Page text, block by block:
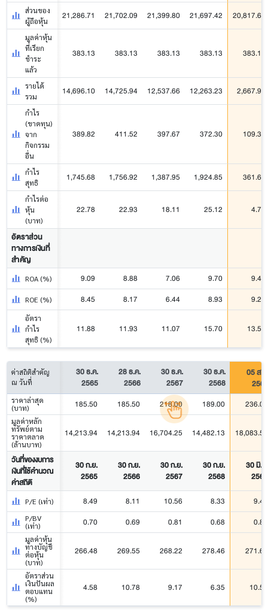
ส่วนของ
ผู้ถือหุ้น
21,286.71 21,702.09 21,399.80 21,697.42 20,817.62
มูลค่าหุ้น
ที่เรียก
ชำระ
แล้ว
383.13 383.13 383.13 383.13 383.13
รายได้
รวม
14,696.10 14,725.94 12,537.66 12,263.23 2,667.98
กำไร
(ขาดทุน)
จาก
กิจกรรม
อื่น
389.82 411.52 397.67 372.30 109.37
กำไร
สุทธิ
1,745.68 1,756.92 1,387.95 1,924.85 361.65
กำไรต่อ
หุ้น
(บาท)
22.78 22.93 18.11 25.12 4.72
อัตราส่วน
ทางการเงินที่
สำคัญ
ROA (%) 9.09 8.88 7.06 9.70 9.46
ROE (%) 8.45 8.17 6.44 8.93 9.21
อัตรา
กำไร
สุทธิ (%)
11.88 11.93 11.07 15.70 13.56
ค่าสถิติสำคัญ
ณ วันที่
30 ธ.ค.
2565
28 ธ.ค.
2566
30 ธ.ค.
2567
30 ธ.ค.
2568
05 ส.ค.
2569
ราคาล่าสุด
(บาท)
185.50 185.50 218.00 189.00 236.00
มูลค่าหลัก
ทรัพย์ตาม
ราคาตลาด
(ล้านบาท)
14,213.94 14,213.94 16,704.25 14,482.13 18,083.50
วันที่ของงบการ
เงินที่ใช้คำนวณ
ค่าสถิติ
30 ก.ย.
2565
30 ก.ย.
2566
30 ก.ย.
2567
30 ก.ย.
2568
30 มิ.ย.
2569
P/E (เท่า) 8.49 8.11 10.56 8.33 9.43
P/BV
(เท่า)
0.70 0.69 0.81 0.68 0.87
มูลค่าหุ้น
ทางบัญชี
ต่อหุ้น
(บาท)
266.48 269.55 268.22 278.46 271.68
อัตราส่วน
เงินปันผล
ตอบแทน
(%)
4.58 10.78 9.17 6.35 10.59